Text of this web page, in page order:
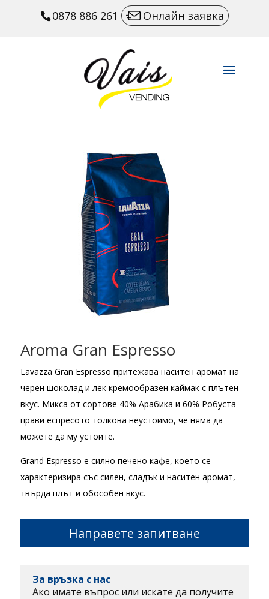
0878 886 261 Онлайн заявка
Aroma Gran Espresso
Lavazza Gran Espresso притежава наситен аромат на
черен шоколад и лек кремообразен каймак с плътен
вкус. Микса от сортове 40% Арабика и 60% Робуста
прави еспресото толкова неустоимо, че няма да
можете да му устоите.
Grand Espresso е силно печено кафе, което се
характеризира със силен, сладък и наситен аромат,
твърда плът и обособен вкус.
Направете запитване
За връзка с нас
Ако имате въпрос или искате да получите